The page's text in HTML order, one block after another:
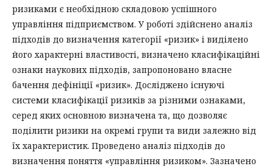
ризиками є необхідною складовою успішного
управління підприємством. У роботі здійснено аналіз
підходів до визначення категорії «ризик» і виділено
його характерні властивості, визначено класифікаційні
ознаки наукових підходів, запропоновано власне
бачення дефініції «ризик». Досліджено існуючі
системи класифікації ризиків за різними ознаками,
серед яких основною визначена та, що дозволяє
поділити ризики на окремі групи та види залежно від
їх характеристик. Проведено аналіз підходів до
визначення поняття «управління ризиком». Зазначено